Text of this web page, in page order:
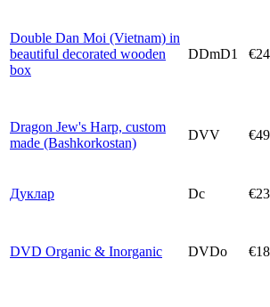
Double Dan Moi (Vietnam) in
beautiful decorated wooden
box
DDmD1
Dragon Jew's Harp, custom
made (Bashkorkostan)
DVV
Дуклар Dc
DVD Organic & Inorganic DVDo